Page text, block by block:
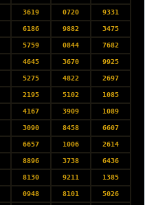
3619 0720 9331
6186 9882 3475
5759 0844 7682
4645 3670 9925
5275 4822 2697
2195 5102 1085
4167 3909 1089
3090 8458 6607
6657 1006 2614
8896 3738 6436
8130 9211 1385
0948 8101 5026